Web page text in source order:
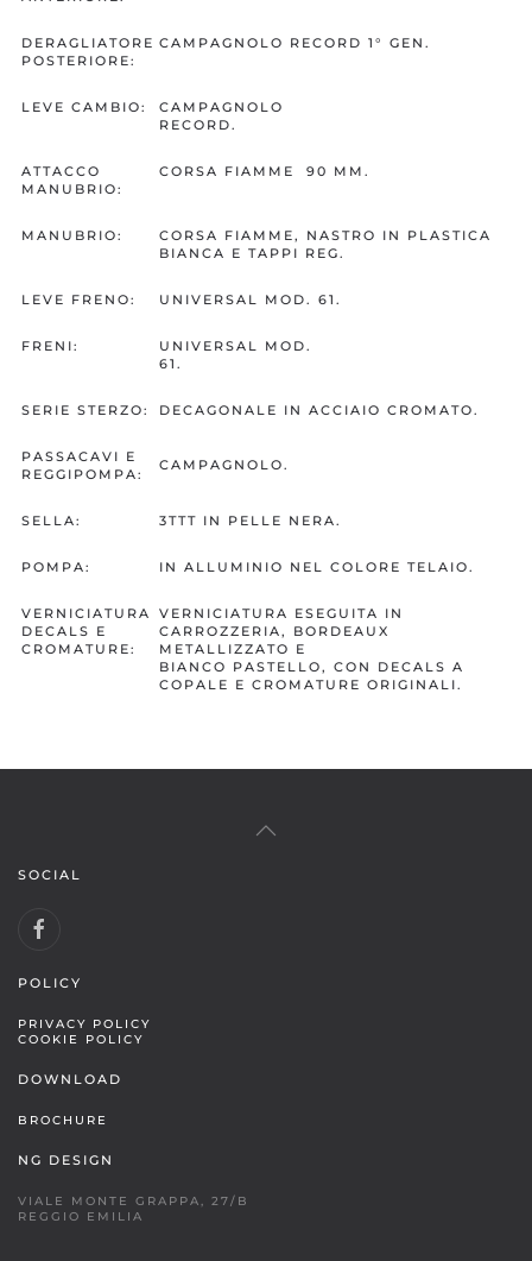
DERAGLIATORE
POSTERIORE:
CAMPAGNOLO RECORD 1° GEN.
LEVE CAMBIO:
CAMPAGNOLO
RECORD.
ATTACCO
MANUBRIO:
CORSA FIAMME 90 MM.
MANUBRIO:
CORSA FIAMME, NASTRO IN PLASTICA
BIANCA E TAPPI REG.
LEVE FRENO: UNIVERSAL MOD. 61.
FRENI:
UNIVERSAL MOD.
61.
SERIE STERZO: DECAGONALE IN ACCIAIO CROMATO.
PASSACAVI E
REGGIPOMPA:
CAMPAGNOLO.
SELLA: 3TTT IN PELLE NERA.
POMPA: IN ALLUMINIO NEL COLORE TELAIO.
VERNICIATURA
DECALS E
CROMATURE:
VERNICIATURA ESEGUITA IN
CARROZZERIA, BORDEAUX
METALLIZZATO E
BIANCO PASTELLO, CON DECALS A
COPALE E CROMATURE ORIGINALI.
SOCIAL
POLICY
PRIVACY POLICY
COOKIE POLICY
DOWNLOAD
BROCHURE
NG DESIGN
VIALE MONTE GRAPPA, 27/B
REGGIO EMILIA